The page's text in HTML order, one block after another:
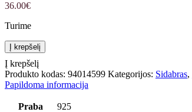
36.00€
Turime
produkto kiekis: Žiedas
Į krepšelį
Į krepšelį
Produkto kodas: 94014599 Kategorijos: Sidabras,
Papildoma informacija
Praba 925